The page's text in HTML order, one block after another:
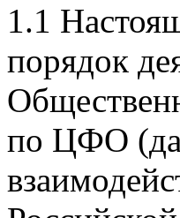
1.1
порядок
по ЦФО